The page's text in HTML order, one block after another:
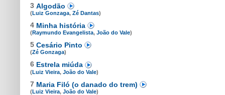
3 Algodão
(Luiz Gonzaga, Zé Dantas)
4 Minha história
(Raymundo Evangelista, João do Vale)
5 Cesário Pinto
(Zé Gonzaga)
6 Estrela miúda
(Luiz Vieira, João do Vale)
7 Maria Filó (o danado do trem)
(Luiz Vieira, João do Vale)